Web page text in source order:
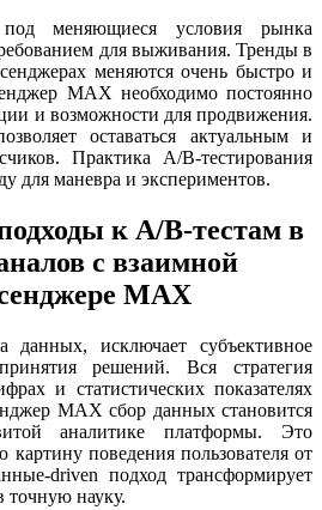
под меняющиеся условия рынка
для выживания. Тренды в
меняются очень быстро и
MAX необходимо постоянно
и возможности для продвижения.
оставаться актуальным и
Практика A/B-тестирования
для маневра и экспериментов.
к A/B-тестам в
с взаимной
MAX
данных, исключает субъективное
решений. Вся стратегия
и статистических показателях
MAX сбор данных становится
аналитике платформы. Это
картину поведения пользователя от
driven подход трансформирует
точную науку.